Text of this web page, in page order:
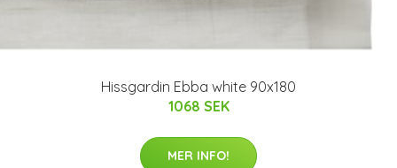
Hissgardin Ebba white 90x180
1068 SEK
MER INFO!